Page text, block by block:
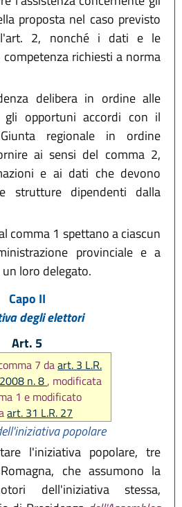
proposta nel caso previsto
2, nonché i dati e le
richiesti a norma
delibera in ordine alle
gli opportuni accordi con il
regionale in ordine
ai sensi del comma 2,
e ai dati che devono
strutture dipendenti dalla
comma 1 spettano a ciascun
provinciale e a
loro delegato.
Capo II
degli elettori
Art. 5
7 daart. 3 L.R.
n. 8, modificata
1 e modificato
art. 31 L.R. 27
n. 8)
popolare
l'iniziativa popolare, tre
che assumono la
dell'iniziativa stessa,